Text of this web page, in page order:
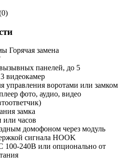
Горячая замена
панелей, до 5
видеокамер
управления воротами или замком
фото, аудио, видео
замка
часов
домофоном через модуль
сигнала HOOK
100-240В или опционально от